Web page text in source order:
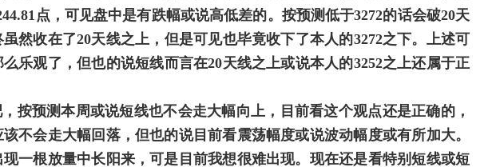
点，可见盘中是有跌幅或说高低差的。按预测低于3272的话会破20天
然收在了20天线之上，但是可见也毕竟收下了本人的3272之下。上述可
乐观了，但也的说短线而言在20天线之上或说本人的3252之上还属于正
按预测本周或说短线也不会走大幅向上，目前看这个观点还是正确的，
不会走大幅回落，但也的说目前看震荡幅度或说波动幅度或有所加大。
一根放量中长阳来，可是目前我想很难出现。现在还是看特别短线或短